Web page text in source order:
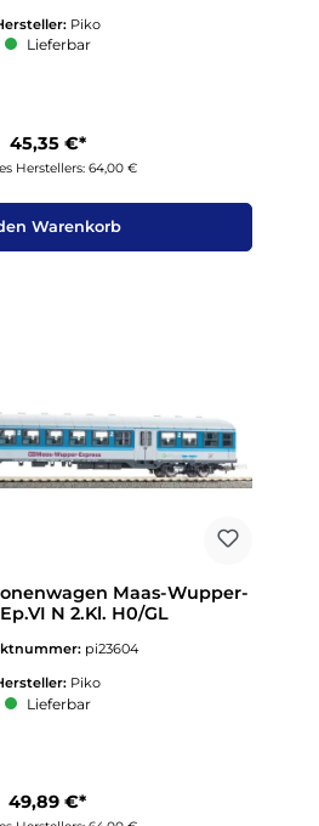
Piko
Lieferbar
45,35 €*
Herstellers: 64,00 €
Warenkorb
Maas-Wupper-
N 2.Kl. H0/GL
pi23604
Piko
Lieferbar
49,89 €*